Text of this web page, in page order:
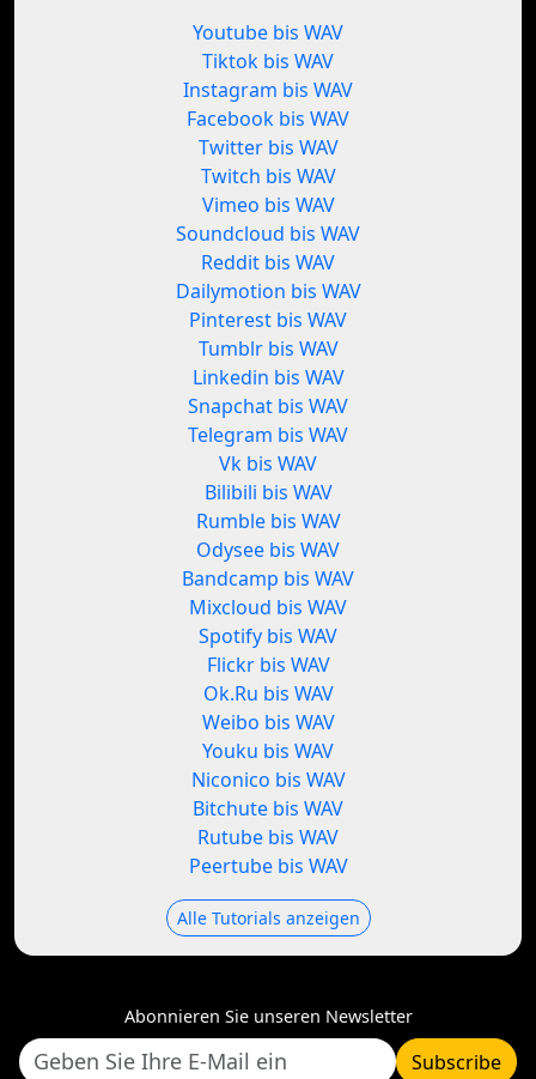
Youtube bis WAV
Tiktok bis WAV
Instagram bis WAV
Facebook bis WAV
Twitter bis WAV
Twitch bis WAV
Vimeo bis WAV
Soundcloud bis WAV
Reddit bis WAV
Dailymotion bis WAV
Pinterest bis WAV
Tumblr bis WAV
Linkedin bis WAV
Snapchat bis WAV
Telegram bis WAV
Vk bis WAV
Bilibili bis WAV
Rumble bis WAV
Odysee bis WAV
Bandcamp bis WAV
Mixcloud bis WAV
Spotify bis WAV
Flickr bis WAV
Ok.Ru bis WAV
Weibo bis WAV
Youku bis WAV
Niconico bis WAV
Bitchute bis WAV
Rutube bis WAV
Peertube bis WAV
Alle Tutorials anzeigen
Abonnieren Sie unseren Newsletter
Subscribe